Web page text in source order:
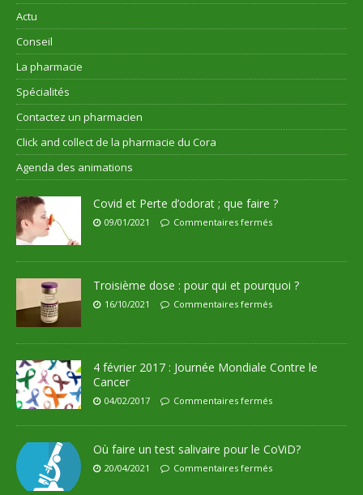
Actu
Conseil
La pharmacie
Spécialités
Contactez un pharmacien
Click and collect de la pharmacie du Cora
Agenda des animations
Covid et Perte d’odorat ; que faire ?
09/01/2021 Commentaires fermés
Troisième dose : pour qui et pourquoi ?
16/10/2021 Commentaires fermés
4 février 2017 : Journée Mondiale Contre le
Cancer
04/02/2017 Commentaires fermés
Où faire un test salivaire pour le CoViD?
20/04/2021 Commentaires fermés